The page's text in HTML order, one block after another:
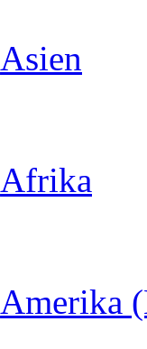
Asien
Afrika
Amerika